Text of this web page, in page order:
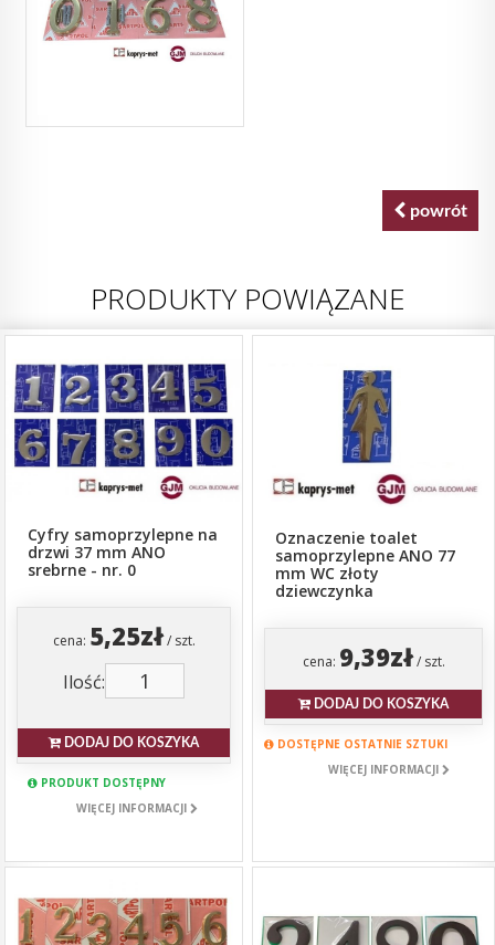
powrót
PRODUKTY POWIĄZANE
Cyfry samoprzylepne na
drzwi 37 mm ANO
srebrne - nr. 0
cena: 5,25zł/ szt.
Ilość:
DODAJ DO KOSZYKA
PRODUKT DOSTĘPNY
WIĘCEJ INFORMACJI
Oznaczenie toalet
samoprzylepne ANO 77
mm WC złoty
dziewczynka
cena: 9,39zł/ szt.
DODAJ DO KOSZYKA
DOSTĘPNE OSTATNIE SZTUKI
WIĘCEJ INFORMACJI